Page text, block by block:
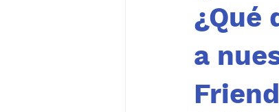
¿Qué
a